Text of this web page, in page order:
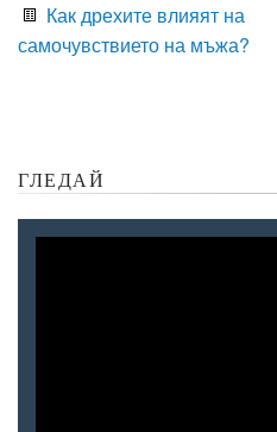
Как дрехите влияят на
самочувствието на мъжа?
ГЛЕДАЙ